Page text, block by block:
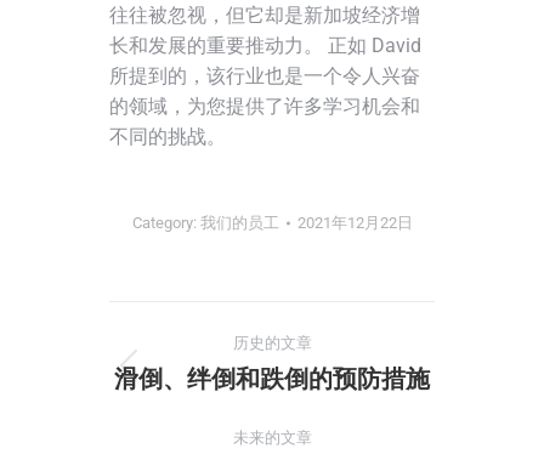
往往被忽视，但它却是新加坡经济增
长和发展的重要推动力。 正如 David
所提到的，该行业也是一个令人兴奋
的领域，为您提供了许多学习机会和
不同的挑战。
Category: 我们的员工 2021年12月22日
历史的文章
滑倒、绊倒和跌倒的预防措施
未来的文章